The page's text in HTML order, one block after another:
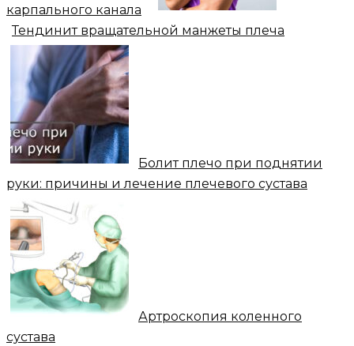
карпального канала
Тендинит вращательной манжеты плеча
Болит плечо при поднятии
руки: причины и лечение плечевого сустава
Артроскопия коленного
сустава